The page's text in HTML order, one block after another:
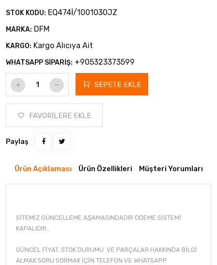
STOK KODU: EQ474İ/1001030JZ
MARKA: DFM
KARGO: Kargo Alıcıya Ait
WHATSAPP SİPARİŞ: +905323373599
SEPETE EKLE
FAVORİLERE EKLE
Paylaş
Ürün Açıklaması Ürün Özellikleri Müşteri Yorumları
SİTEMİZ GÜNCELLEME AŞAMASINDADIR ÖDEME SİSTEMİ
KAPALIDIR...
GÜNCEL FİYAT, STOK DURUMU VE PARÇALAR HAKKINDA BİLGİ
ALMAK SORU SORMAK İÇİN TELEFON VE WHATSAPP